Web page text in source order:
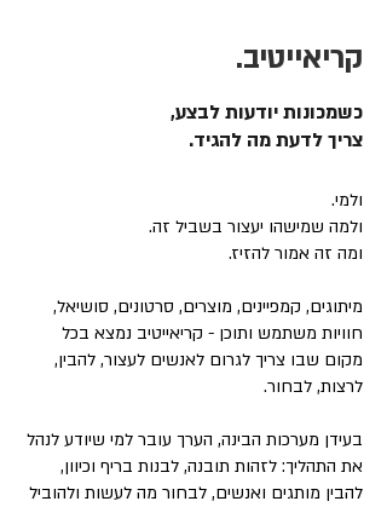
קריאייטיב.
כשמכונות יודעות לבצע,
צריך לדעת מה להגיד.
ולמי.
ולמה שמישהו יעצור בשביל זה.
ומה זה אמור להזיז.
מיתוגים, קמפיינים, מוצרים, סרטונים, סושיאל,
חוויות משתמש ותוכן - קריאייטיב נמצא בכל
מקום שבו צריך לגרום לאנשים לעצור, להבין,
לרצות, לבחור.
בעידן מערכות הבינה, הערך עובר למי שיודע לנהל
את התהליך: לזהות תובנה, לבנות בריף וכיוון,
להבין מותגים ואנשים, לבחור מה לעשות ולהוביל